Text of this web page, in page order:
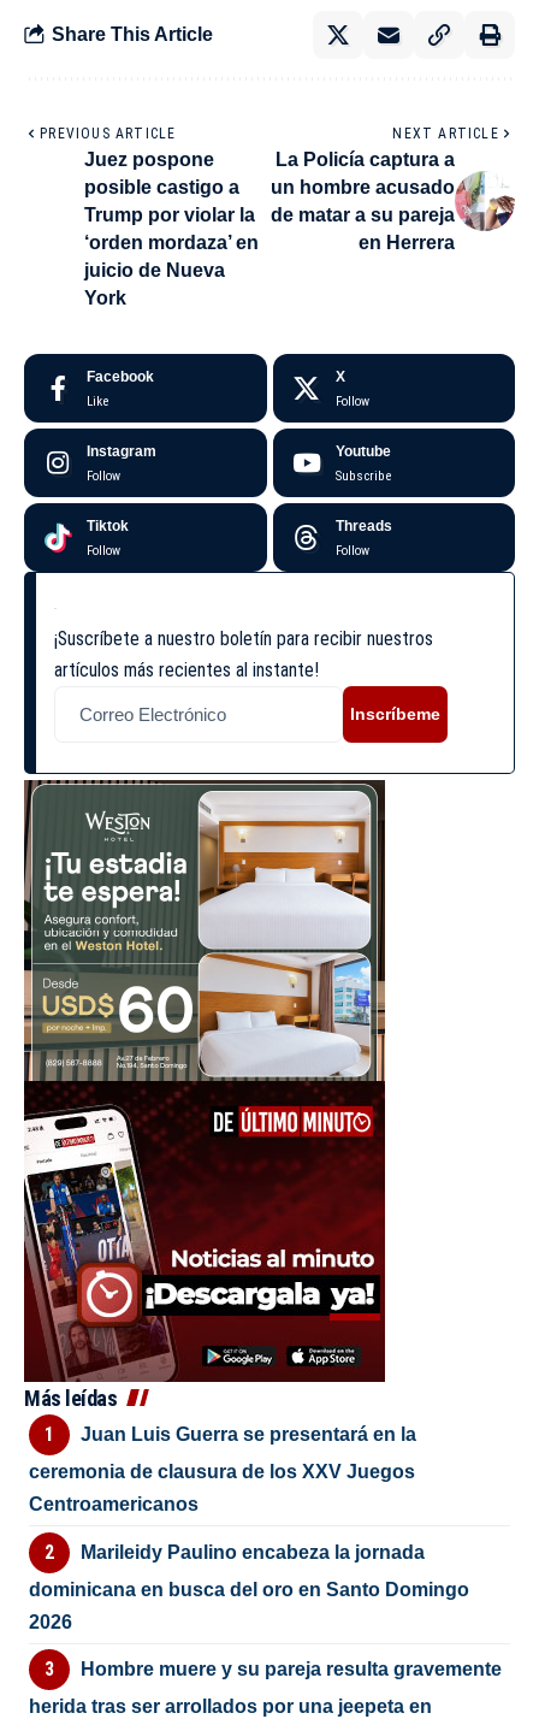
Share This Article
PREVIOUS ARTICLE
Juez pospone
posible castigo a
Trump por violar la
‘orden mordaza’ en
juicio de Nueva
York
NEXT ARTICLE
La Policía captura a
un hombre acusado
de matar a su pareja
en Herrera
Facebook
Like
X
Follow
Instagram
Follow
Youtube
Subscribe
Tiktok
Follow
Threads
Follow
¡Suscríbete a nuestro boletín para recibir nuestros
artículos más recientes al instante!
Inscríbeme
Más leídas
Juan Luis Guerra se presentará en la
ceremonia de clausura de los XXV Juegos
Centroamericanos
Marileidy Paulino encabeza la jornada
dominicana en busca del oro en Santo Domingo
2026
Hombre muere y su pareja resulta gravemente
herida tras ser arrollados por una jeepeta en